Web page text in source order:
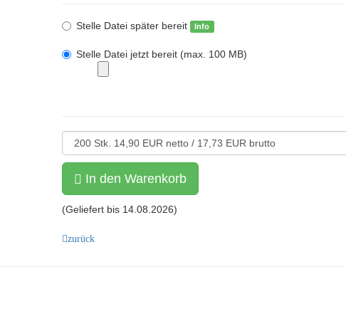
Stelle Datei später bereit Info
Stelle Datei jetzt bereit (max. 100 MB)
In den Warenkorb
(Geliefert bis 14.08.2026)
zurück